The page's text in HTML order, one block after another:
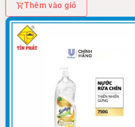
Thêm vào giỏ